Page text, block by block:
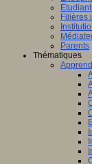
Filières
Parents
Thématiques